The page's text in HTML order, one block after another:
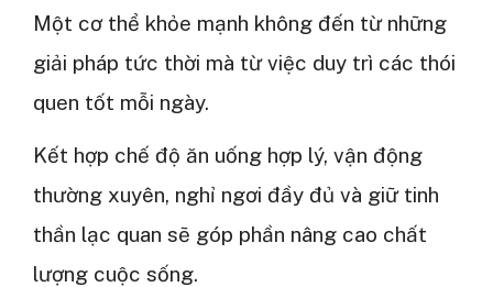
Một cơ thể khỏe mạnh không đến từ những
giải pháp tức thời mà từ việc duy trì các thói
quen tốt mỗi ngày.
Kết hợp chế độ ăn uống hợp lý, vận động
thường xuyên, nghỉ ngơi đầy đủ và giữ tinh
thần lạc quan sẽ góp phần nâng cao chất
lượng cuộc sống.